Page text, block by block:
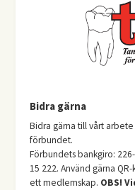
Bidra gärna
Bidra gärna till vårt
förbundet.
Förbundets bankgiro:
15 222. Använd gärna
ett medlemskap. OBS!